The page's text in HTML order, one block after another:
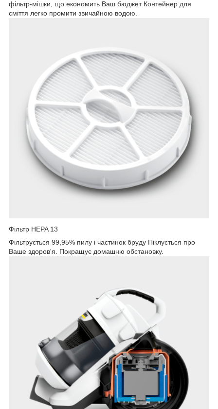
фільтр-мішки, що економить Ваш бюджет Контейнер для
сміття легко промити звичайною водою.
Фільтр HEPA 13
Фільтрується 99,95% пилу і частинок бруду Піклується про
Ваше здоров'я. Покращує домашню обстановку.